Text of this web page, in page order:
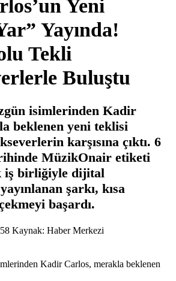
Yeni
Yayında!
Tekli
Buluştu
isimlerinden Kadir
beklenen yeni teklisi
karşısına çıktı. 6
MüzikOnair etiketi
iş birliğiyle dijital
şarkı, kısa
başardı.
Kaynak: Haber Merkezi